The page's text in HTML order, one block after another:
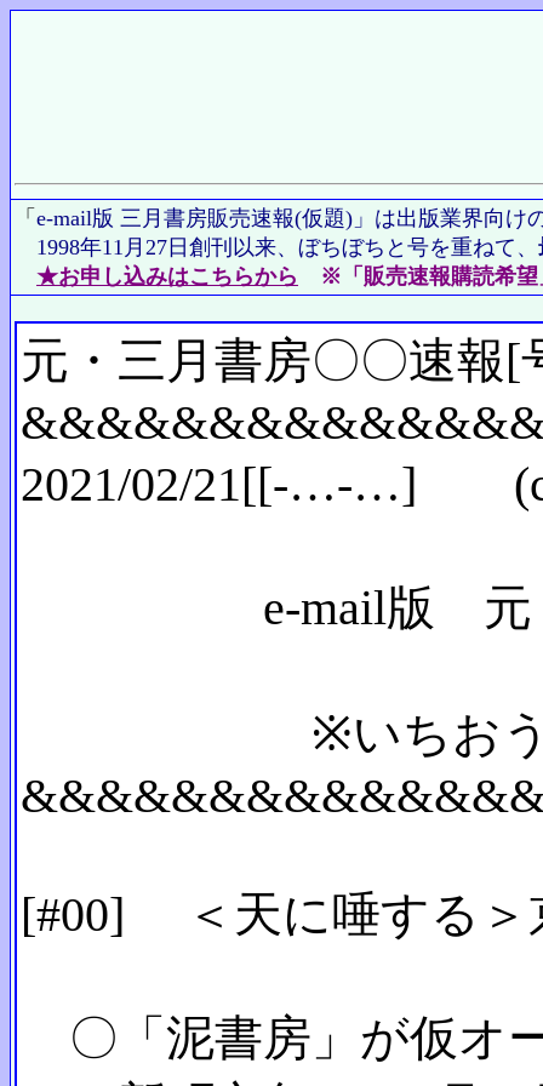
「 e-mail版 三月書房販売速報(仮題)」は出版業界向け
1998年11月27日創刊以来、ぼちぼちと号を重ねて、
★お申し込みはこちらから
※「販売速報購読希
元・三月書房〇〇速報[
2021/02/21[[-…-…]
e-mail版 元・三
※いちおう出版
[#00] ＜天に唾する＞
〇「泥書房」が仮オ